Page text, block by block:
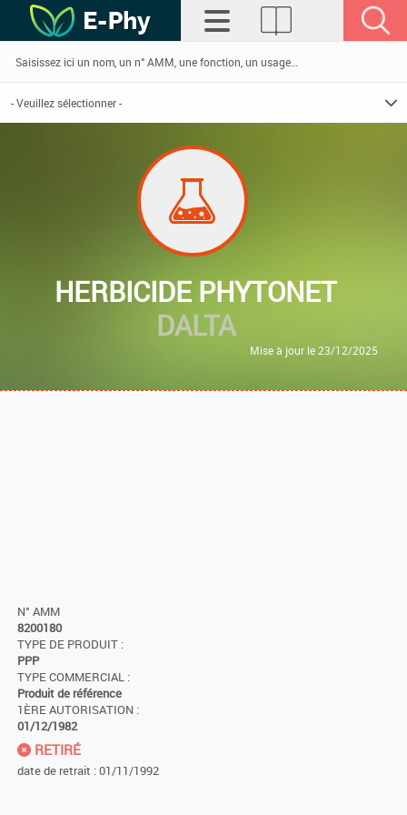
HERBICIDE PHYTONET
DALTA
Mise à jour le 23/12/2025
N° AMM
8200180
TYPE DE PRODUIT :
PPP
TYPE COMMERCIAL :
Produit de référence
1ÈRE AUTORISATION :
01/12/1982
RETIRÉ
date de retrait : 01/11/1992